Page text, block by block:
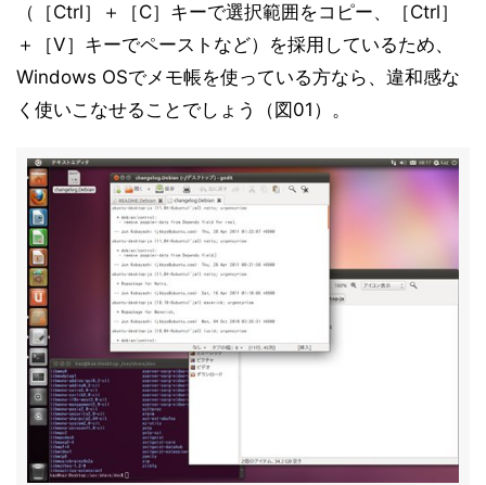
（［Ctrl］＋［C］キーで選択範囲をコピー、［Ctrl］
＋［V］キーでペーストなど）を採用しているため、
Windows OSでメモ帳を使っている方なら、違和感な
く使いこなせることでしょう（図01）。